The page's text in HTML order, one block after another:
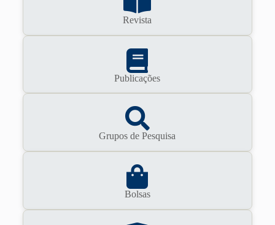
Revista
Publicações
Grupos de Pesquisa
Bolsas